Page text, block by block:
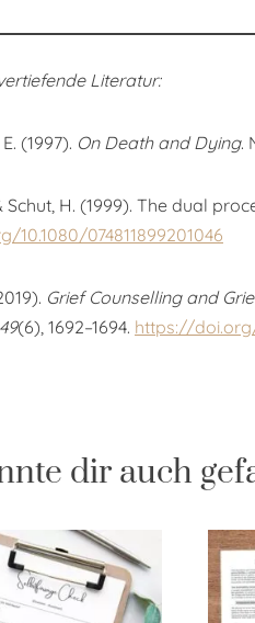
Literatur:
(1997). On Death and Dying.
Schut, H. (1999). The dual
10.1080/074811899201046
Grief Counselling and
(6), 1692–1694. https://
dir auch